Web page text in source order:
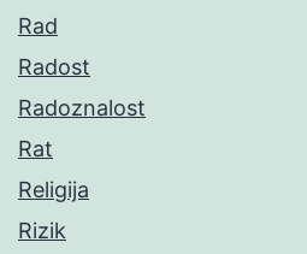
Rad
Radost
Radoznalost
Rat
Religija
Rizik